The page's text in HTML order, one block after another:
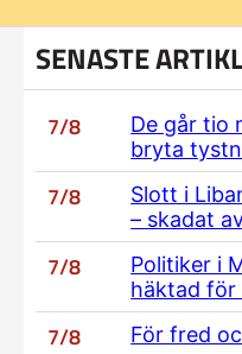
SENASTE
7/8
De går tio
bryta
7/8
Slott i
– skadat
7/8
Politiker i
häktad för
7/8 För fred